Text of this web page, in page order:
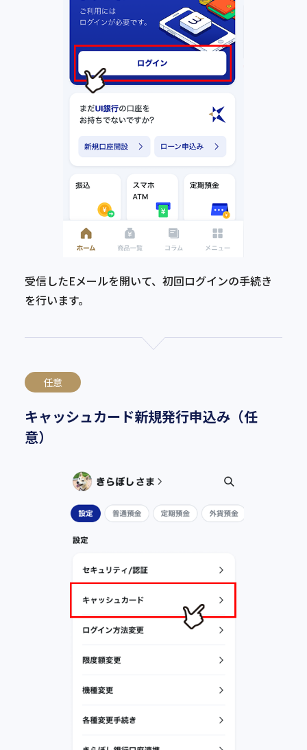
受信したEメールを開いて、初回ログインの手続き
を行います。
任意
キャッシュカード新規発行申込み（任
意）